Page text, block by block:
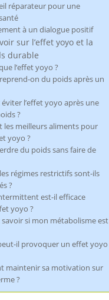
réparateur pour une
à un dialogue positif
sur l’effet yoyo et la
durable
l’effet yoyo ?
on du poids après un
l’effet yoyo après une
?
les meilleurs aliments pour
yoyo ?
du poids sans faire de
régimes restrictifs sont-ils
?
est-il efficace
yoyo ?
si mon métabolisme est
il provoquer un effet yoyo
maintenir sa motivation sur
?